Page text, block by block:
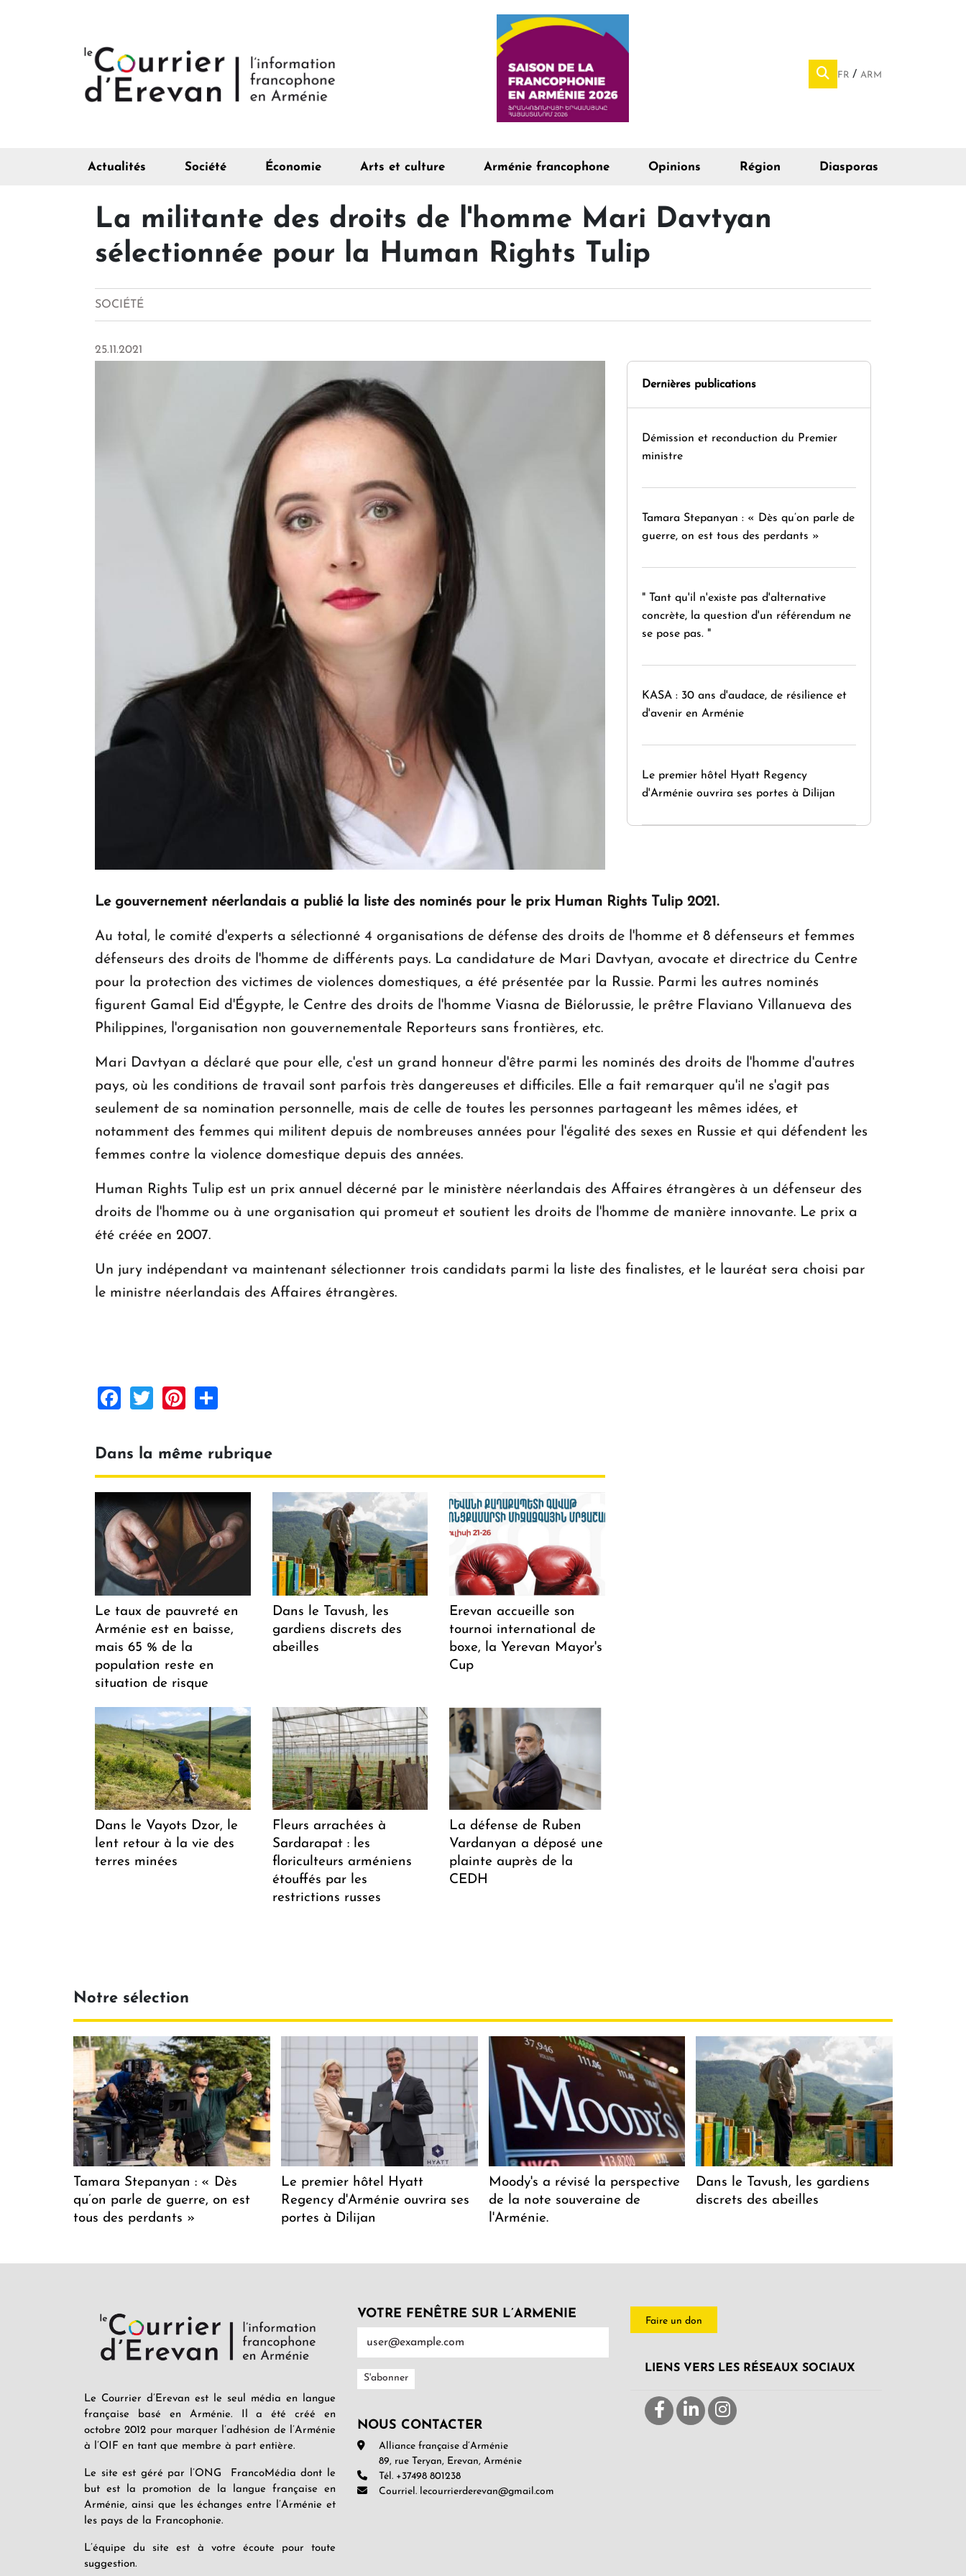
FR ARM
Actualités Société Économie Arts et culture Arménie francophone Opinions Région Diasporas
La militante des droits de l'homme Mari Davtyan
sélectionnée pour la Human Rights Tulip
SOCIÉTÉ
25.11.2021
Dernières publications
Démission et reconduction du Premier
ministre
Tamara Stepanyan : « Dès qu’on parle de
guerre, on est tous des perdants »
" Tant qu'il n'existe pas d'alternative
concrète, la question d'un référendum ne
se pose pas. "
KASA : 30 ans d'audace, de résilience et
d'avenir en Arménie
Le premier hôtel Hyatt Regency
d'Arménie ouvrira ses portes à Dilijan
Le gouvernement néerlandais a publié la liste des nominés pour le prix Human Rights Tulip 2021.
Au total, le comité d'experts a sélectionné 4 organisations de défense des droits de l'homme et 8 défenseurs et femmes
défenseurs des droits de l'homme de différents pays. La candidature de Mari Davtyan, avocate et directrice du Centre
pour la protection des victimes de violences domestiques, a été présentée par la Russie. Parmi les autres nominés
figurent Gamal Eid d'Égypte, le Centre des droits de l'homme Viasna de Biélorussie, le prêtre Flaviano Villanueva des
Philippines, l'organisation non gouvernementale Reporteurs sans frontières, etc.
Mari Davtyan a déclaré que pour elle, c'est un grand honneur d'être parmi les nominés des droits de l'homme d'autres
pays, où les conditions de travail sont parfois très dangereuses et difficiles. Elle a fait remarquer qu'il ne s'agit pas
seulement de sa nomination personnelle, mais de celle de toutes les personnes partageant les mêmes idées, et
notamment des femmes qui militent depuis de nombreuses années pour l'égalité des sexes en Russie et qui défendent les
femmes contre la violence domestique depuis des années.
Human Rights Tulip est un prix annuel décerné par le ministère néerlandais des Affaires étrangères à un défenseur des
droits de l'homme ou à une organisation qui promeut et soutient les droits de l'homme de manière innovante. Le prix a
été créée en 2007.
Un jury indépendant va maintenant sélectionner trois candidats parmi la liste des finalistes, et le lauréat sera choisi par
le ministre néerlandais des Affaires étrangères.
Facebook
TwitterPinterest
Dans la même rubrique
Le taux de pauvreté en
Arménie est en baisse,
mais 65 % de la
population reste en
situation de risque
Dans le Tavush, les
gardiens discrets des
abeilles
Erevan accueille son
tournoi international de
boxe, la Yerevan Mayor's
Cup
Dans le Vayots Dzor, le
lent retour à la vie des
terres minées
Fleurs arrachées à
Sardarapat : les
floriculteurs arméniens
étouffés par les
restrictions russes
La défense de Ruben
Vardanyan a déposé une
plainte auprès de la
CEDH
Notre sélection
Tamara Stepanyan : « Dès
qu’on parle de guerre, on est
tous des perdants »
Le premier hôtel Hyatt
Regency d'Arménie ouvrira ses
portes à Dilijan
Moody's a révisé la perspective
de la note souveraine de
l'Arménie.
Dans le Tavush, les gardiens
discrets des abeilles
Le Courrier d’Erevan est le seul média en langue
française basé en Arménie. Il a été créé en
octobre 2012 pour marquer l’adhésion de l’Arménie
à l’OIF en tant que membre à part entière.
Le site est géré par l’ONG FrancoMédia dont le
but est la promotion de la langue française en
Arménie, ainsi que les échanges entre l’Arménie et
les pays de la Francophonie.
L’équipe du site est à votre écoute pour toute
suggestion.
VOTRE FENÊTRE SUR L’ARMENIE
NOUS CONTACTER
Alliance française d’Arménie
89, rue Teryan, Erevan, Arménie
Tél. +37498 801238
Courriel. lecourrierderevan@gmail.com
Faire un don
LIENS VERS LES RÉSEAUX SOCIAUX